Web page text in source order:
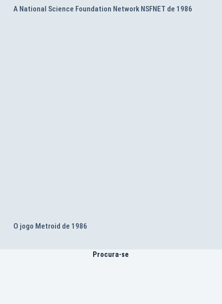
A National Science Foundation Network NSFNET de 1986
O jogo Metroid de 1986
Procura-se